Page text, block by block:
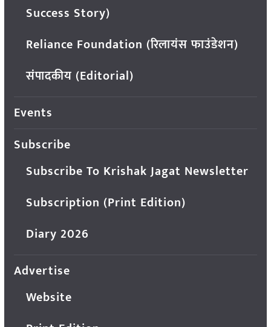
Success Story)
Reliance Foundation (रिलायंस फाउंडेशन)
संपादकीय (Editorial)
Events
Subscribe
Subscribe To Krishak Jagat Newsletter
Subscription (Print Edition)
Diary 2026
Advertise
Website